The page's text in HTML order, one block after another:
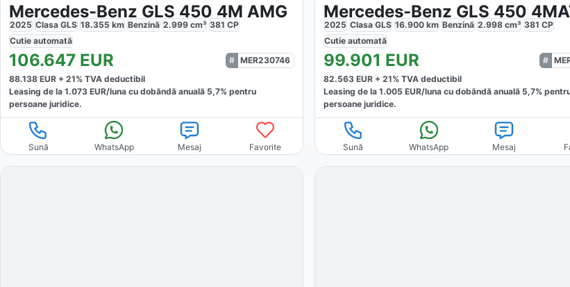
Mercedes-Benz GLS 450 4M AMG
2025 Clasa GLS 18.355 km Benzină 2.999 cm³ 381 CP
Cutie automată
106.647 EUR
MER230746
88.138 EUR + 21% TVA deductibil
Leasing de la 1.073 EUR/luna cu dobăndă anuală 5,7% pentru
persoane juridice.
Sună WhatsApp Mesaj Favorite
2025 Clasa GLS 16.900 km Benzină 2.998 cm³ 381 CP
Cutieautomată
99.901 EUR
82.563 EUR +21% TVA deductibil
Leasing de la1.005 EUR/luna cu dobăndă anuală 5,7%
persoane juridice.
Sună WhatsApp Mesaj